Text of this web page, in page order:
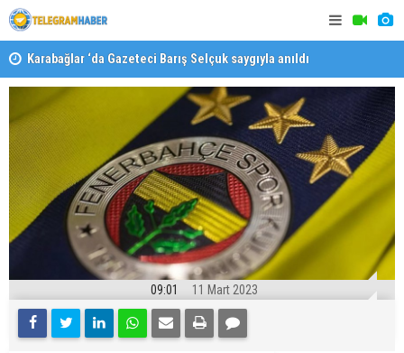
Karabağlar ‘da Gazeteci Barış Selçuk saygıyla anıldı
09:01 11 Mart 2023